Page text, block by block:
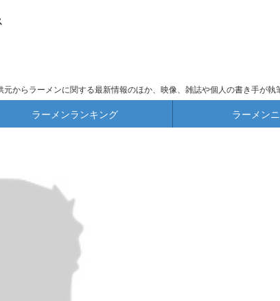
からラーメンに関する最新情報のほか、映像、雑誌や個人の書き手が執
ラーメンランキング ラーメン